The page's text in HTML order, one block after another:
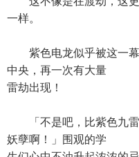
一样。
紫色电龙似乎被这一幕
中央，再一次有大量
雷劫出现！
「不是吧，比紫色九雷
妖孽啊！」围观的学